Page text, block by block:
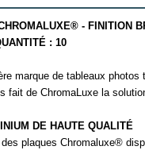
- FINITION
: 10
marque de tableaux photos
fait de ChromaLuxe la
DE HAUTE QUALITÉ
plaques Chromaluxe®